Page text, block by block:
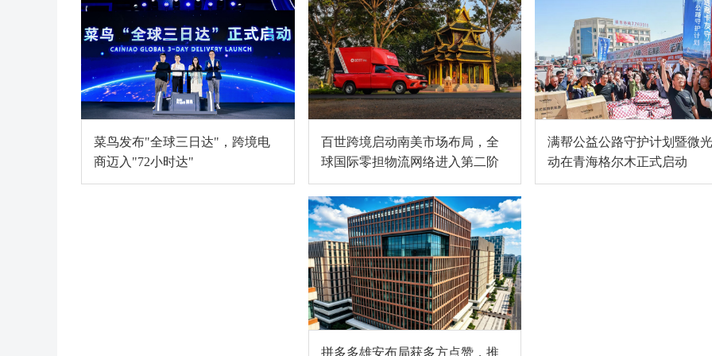
菜鸟发布"全球三日达"，跨境电
商迈入"72小时达"
百世跨境启动南美市场布局，全
球国际零担物流网络进入第二阶
段
满帮公益公路守护计划暨微
动在青海格尔木正式启动
拼多多雄安布局获多方点赞，推